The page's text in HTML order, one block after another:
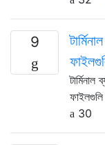
9
30